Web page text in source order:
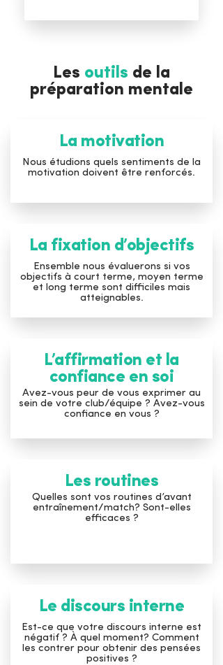
Les outils de la
préparation mentale
La motivation
Nous étudions quels sentiments de la
motivation doivent être renforcés.
La fixation d’objectifs
Ensemble nous évaluerons si vos
objectifs à court terme, moyen terme
et long terme sont difficiles mais
atteignables.
L’affirmation et la
confiance en soi
Avez-vous peur de vous exprimer au
sein de votre club/équipe ? Avez-vous
confiance en vous ?
Les routines
Quelles sont vos routines d’avant
entraînement/match? Sont-elles
efficaces ?
Le discours interne
Est-ce que votre discours interne est
négatif ? À quel moment? Comment
les contrer pour obtenir des pensées
positives ?